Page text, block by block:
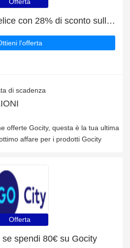
Grande risparmio felice con 28% di sconto sulle ultime offerte
l'offerta
di scadenza
offerte Gocity, questa è la tua ultima
affare per i prodotti Gocity
Offerta
spendi 80€ su Gocity